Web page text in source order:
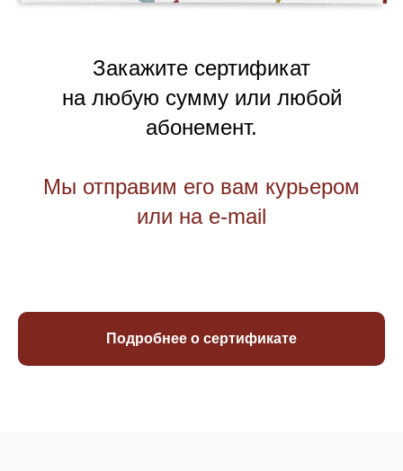
Закажите сертификат
на любую сумму или любой
абонемент.
Мы отправим его вам курьером
или на e-mail
Подробнее о сертификате